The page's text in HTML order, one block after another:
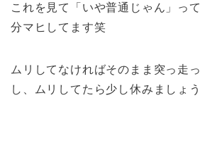
これを見て「いや普通じゃん」っ
分マヒしてます笑
ムリしてなければそのまま突っ走
し、ムリしてたら少し休みましょう